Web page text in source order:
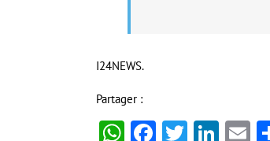
I24NEWS.
Partager :
WhatsApp
Facebook
Twitter